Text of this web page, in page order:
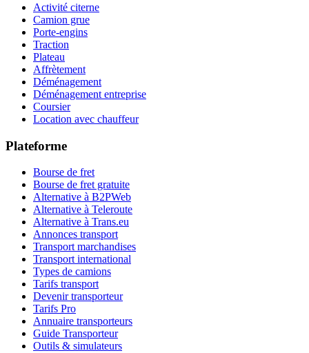
Activité citerne
Camion grue
Porte-engins
Traction
Plateau
Affrètement
Déménagement
Déménagement entreprise
Coursier
Location avec chauffeur
Plateforme
Bourse de fret
Bourse de fret gratuite
Alternative à B2PWeb
Alternative à Teleroute
Alternative à Trans.eu
Annonces transport
Transport marchandises
Transport international
Types de camions
Tarifs transport
Devenir transporteur
Tarifs Pro
Annuaire transporteurs
Guide Transporteur
Outils & simulateurs